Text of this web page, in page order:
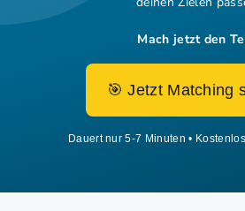
Mach jetzt den
🎯 Jetzt Matching
Dauert nur 5-7 Minuten •